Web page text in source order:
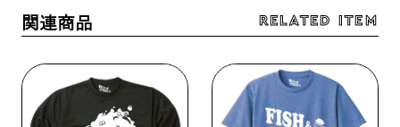
関連商品 RELATED ITEM